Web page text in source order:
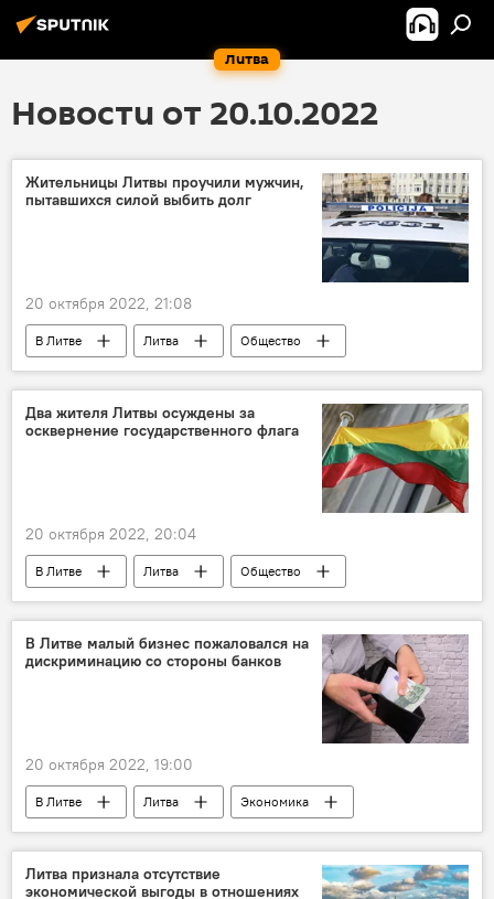
Литва
Новости от 20.10.2022
Жительницы Литвы проучили мужчин,
пытавшихся силой выбить долг
20 октября 2022, 21:08
В Литве Литва
Общество
Происшествия
Два жителя Литвы осуждены за
осквернение государственного флага
20 октября 2022, 20:04
В Литве Литва
Общество
Происшествия
флаг
государственный флаг
В Литве малый бизнес пожаловался на
дискриминацию со стороны банков
20 октября 2022, 19:00
В Литве Литва
Экономика
бизнес
мелкий бизнес
Литва признала отсутствие
экономической выгоды в отношениях